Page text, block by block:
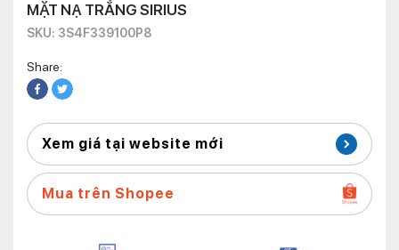
MẶT NẠ TRẮNG SIRIUS
SKU: 3S4F339100P8
Share:
Xem giá tại website mới
Mua trên Shopee